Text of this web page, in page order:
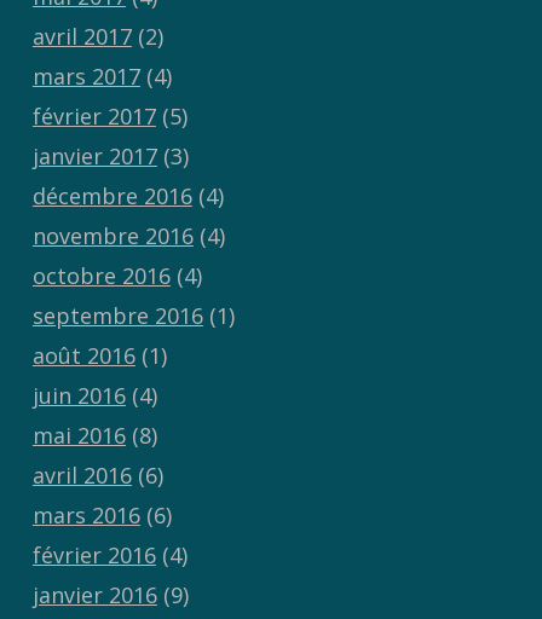
avril 2017(2)
mars 2017(4)
février 2017(5)
janvier 2017(3)
décembre 2016(4)
novembre 2016(4)
octobre 2016(4)
septembre 2016(1)
août 2016(1)
juin 2016(4)
mai 2016(8)
avril 2016(6)
mars 2016(6)
février 2016(4)
janvier 2016(9)